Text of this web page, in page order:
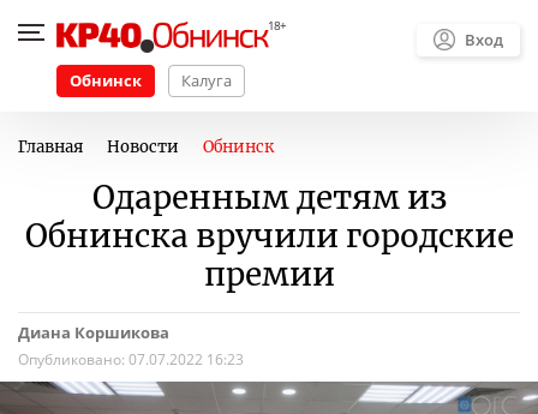
Обнинск Калуга
Вход
Главная Новости Обнинск
Одаренным детям из
Обнинска вручили городские
премии
Диана Коршикова
Опубликовано: 07.07.2022 16:23